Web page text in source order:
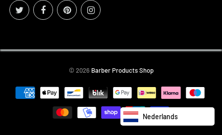
© 2026 Barber Products Shop
Nederlands